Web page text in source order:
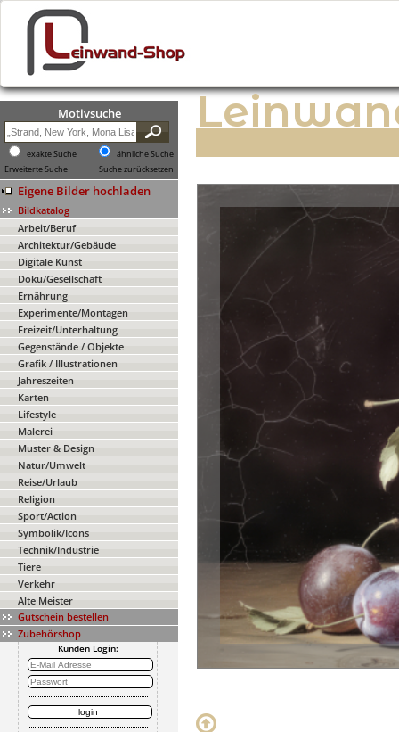
Motivsuche
exakte Suche
ähnliche Suche
Erweiterte Suche
Suche zurücksetzen
Eigene Bilder hochladen
Bildkatalog
Arbeit/Beruf
Architektur/Gebäude
Digitale Kunst
Doku/Gesellschaft
Ernährung
Experimente/Montagen
Freizeit/Unterhaltung
Gegenstände / Objekte
Grafik / Illustrationen
Jahreszeiten
Karten
Lifestyle
Malerei
Muster & Design
Natur/Umwelt
Reise/Urlaub
Religion
Sport/Action
Symbolik/Icons
Technik/Industrie
Tiere
Verkehr
Alte Meister
Gutschein bestellen
Zubehörshop
Kunden Login: